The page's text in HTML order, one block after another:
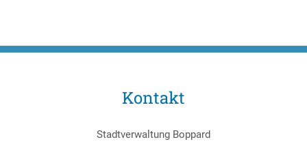
Kontakt
Stadtverwaltung Boppard